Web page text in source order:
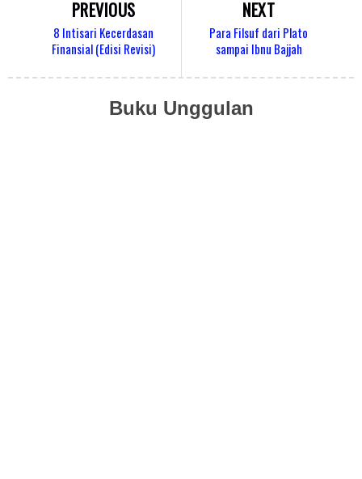
NEXT
Para Filsuf dari Plato
sampai Ibnu Bajjah
PREVIOUS
8 Intisari Kecerdasan
Finansial (Edisi Revisi)
Buku Unggulan